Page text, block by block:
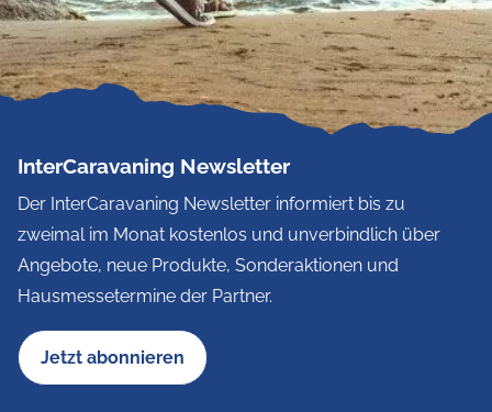
InterCaravaning Newsletter
Der InterCaravaning Newsletter informiert bis zu
zweimal im Monat kostenlos und unverbindlich über
Angebote, neue Produkte, Sonderaktionen und
Hausmessetermine der Partner.
Jetzt abonnieren